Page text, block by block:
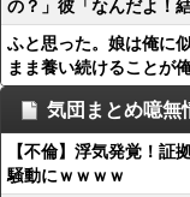
の？」彼「なんだよ！
ふと思った。娘は俺に
まま養い続けることが
気団まとめ噫無
【不倫】浮気発覚！証
騒動にｗｗｗｗ